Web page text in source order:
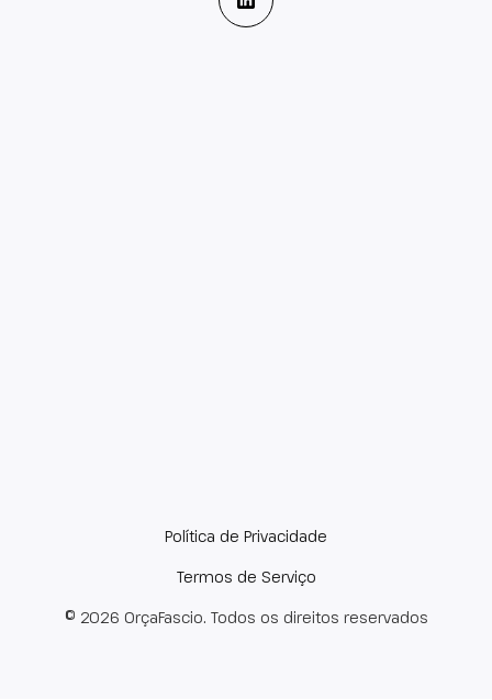
© 2026 OrçaFascio. Todos os direitos reservados
Política de Privacidade
Termos de Serviço